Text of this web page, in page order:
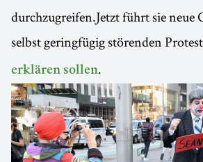
durchzugreifen.Jetzt führt sie neue
selbst geringfügig störenden Protest
erklären sollen.